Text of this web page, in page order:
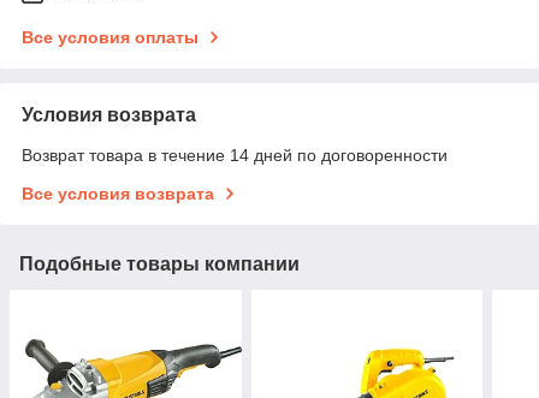
Все условия оплаты
Условия возврата
Возврат товара в течение 14 дней по договоренности
Все условия возврата
Подобные товары компании